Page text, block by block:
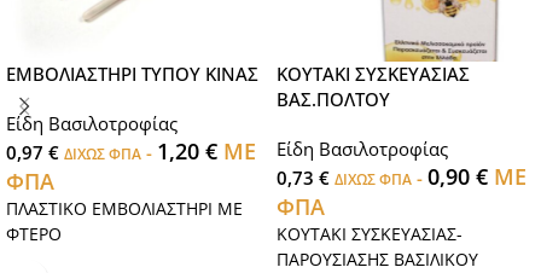
ΕΜΒΟΛΙΑΣΤΗΡΙ ΤΥΠΟΥ ΚΙΝΑΣ
Είδη Βασιλοτροφίας
0,97 € ΔΙΧΩΣ ΦΠΑ - 1,20 € ΜΕ
ΦΠΑ
ΠΛΑΣΤΙΚΟ ΕΜΒΟΛΙΑΣΤΗΡΙ ΜΕ
ΦΤΕΡΟ
ΚΟΥΤΑΚΙ ΣΥΣΚΕΥΑΣΙΑΣ
ΒΑΣ.ΠΟΛΤΟΥ
Είδη Βασιλοτροφίας
0,73 € ΔΙΧΩΣ ΦΠΑ - 0,90 € ΜΕ
ΦΠΑ
ΚΟΥΤΑΚΙ ΣΥΣΚΕΥΑΣΙΑΣ-
ΠΑΡΟΥΣΙΑΣΗΣ ΒΑΣΙΛΙΚΟΥ